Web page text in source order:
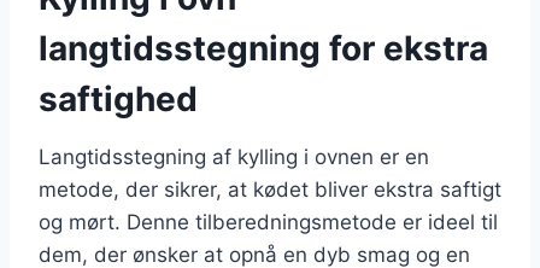
langtidsstegning for ekstra
saftighed
Langtidsstegning af kylling i ovnen er en
metode, der sikrer, at kødet bliver ekstra saftigt
og mørt. Denne tilberedningsmetode er ideel til
dem, der ønsker at opnå en dyb smag og en